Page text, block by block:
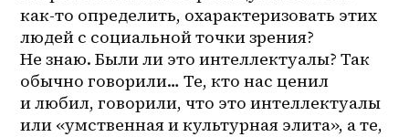
как-то определить, охарактеризовать этих
людей с социальной точки зрения?
Не знаю. Были ли это интеллектуалы? Так
обычно говорили… Те, кто нас ценил
и любил, говорили, что это интеллектуалы
или «умственная и культурная элита», а те,